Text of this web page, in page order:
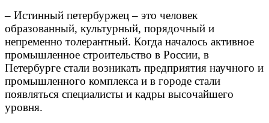
– Истинный петербуржец – это человек
образованный, культурный, порядочный и
непременно толерантный. Когда началось активное
промышленное строительство в России, в
Петербурге стали возникать предприятия научного и
промышленного комплекса и в городе стали
появляться специалисты и кадры высочайшего
уровня.